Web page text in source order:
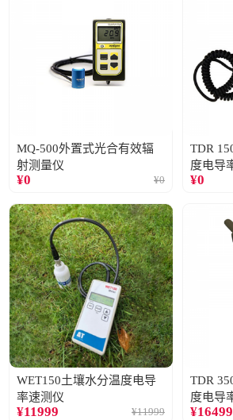
MQ-500外置式光合有效辐
射测量仪
¥0 ¥0
TDR
度电导
¥0
WET150土壤水分温度电导
率速测仪
¥11999 ¥11999
TDR
度电导
¥16499